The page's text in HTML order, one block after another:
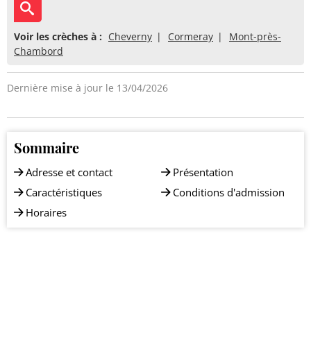
Voir les crèches à : Cheverny Cormeray
Mont-près-
Chambord
Dernière mise à jour le 13/04/2026
Sommaire
Adresse et contact
Caractéristiques
Horaires
Présentation
Conditions d'admission